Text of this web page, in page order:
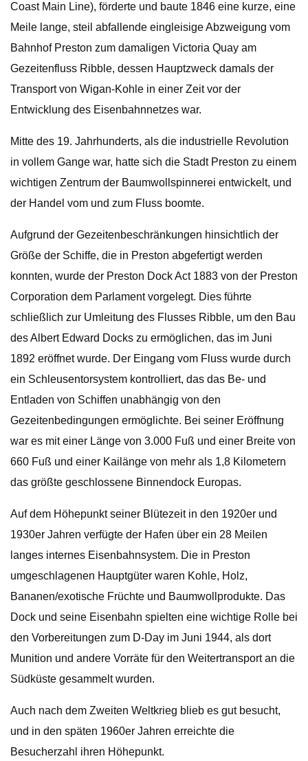
Coast Main Line), förderte und baute 1846 eine kurze, eine
Meile lange, steil abfallende eingleisige Abzweigung vom
Bahnhof Preston zum damaligen Victoria Quay am
Gezeitenfluss Ribble, dessen Hauptzweck damals der
Transport von Wigan-Kohle in einer Zeit vor der
Entwicklung des Eisenbahnnetzes war.
Mitte des 19. Jahrhunderts, als die industrielle Revolution
in vollem Gange war, hatte sich die Stadt Preston zu einem
wichtigen Zentrum der Baumwollspinnerei entwickelt, und
der Handel vom und zum Fluss boomte.
Aufgrund der Gezeitenbeschränkungen hinsichtlich der
Größe der Schiffe, die in Preston abgefertigt werden
konnten, wurde der Preston Dock Act 1883 von der Preston
Corporation dem Parlament vorgelegt. Dies führte
schließlich zur Umleitung des Flusses Ribble, um den Bau
des Albert Edward Docks zu ermöglichen, das im Juni
1892 eröffnet wurde. Der Eingang vom Fluss wurde durch
ein Schleusentorsystem kontrolliert, das das Be- und
Entladen von Schiffen unabhängig von den
Gezeitenbedingungen ermöglichte. Bei seiner Eröffnung
war es mit einer Länge von 3.000 Fuß und einer Breite von
660 Fuß und einer Kailänge von mehr als 1,8 Kilometern
das größte geschlossene Binnendock Europas.
Auf dem Höhepunkt seiner Blütezeit in den 1920er und
1930er Jahren verfügte der Hafen über ein 28 Meilen
langes internes Eisenbahnsystem. Die in Preston
umgeschlagenen Hauptgüter waren Kohle, Holz,
Bananen/exotische Früchte und Baumwollprodukte. Das
Dock und seine Eisenbahn spielten eine wichtige Rolle bei
den Vorbereitungen zum D-Day im Juni 1944, als dort
Munition und andere Vorräte für den Weitertransport an die
Südküste gesammelt wurden.
Auch nach dem Zweiten Weltkrieg blieb es gut besucht,
und in den späten 1960er Jahren erreichte die
Besucherzahl ihren Höhepunkt.